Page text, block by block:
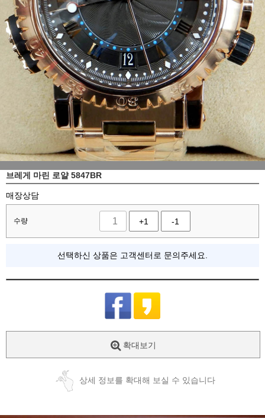
브레게 마린 로얄 5847BR
매장상담
수량 +1 -1
선택하신 상품은 고객센터로 문의주세요.
확대보기
상세 정보를 확대해 보실 수 있습니다